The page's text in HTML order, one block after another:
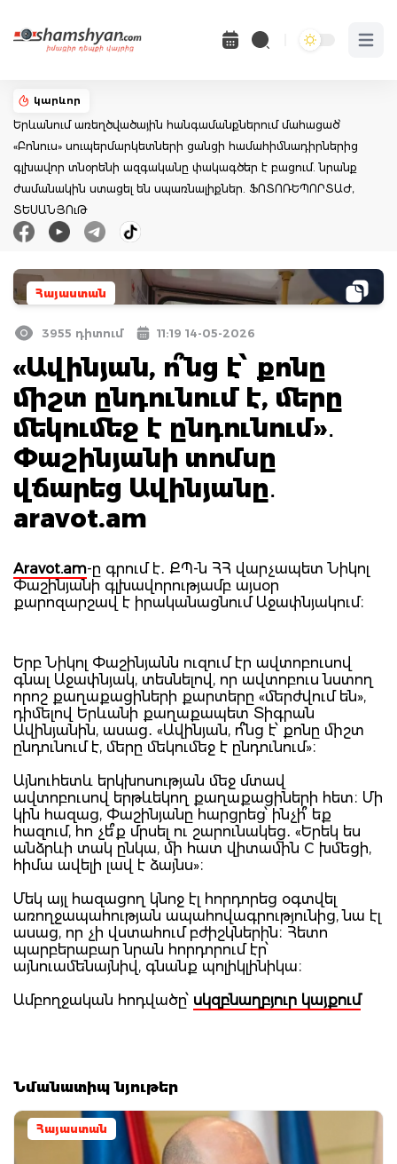
Open
կարևոր
Երևանում առեղծվածային հանգամանքներում մահացած՝
«Բոնուս» սուպերմարկետների ցանցի համահիմնադիրներից
գլխավոր տնօրենի ազգականը փակագծեր է բացում. նրանք
ժամանակին ստացել են սպառնալիքներ. ՖՈՏՈՌԵՊՈՐՏԱԺ,
ՏԵՍԱՆՅՈւԹ
Հայաստան
3955 դիտում 11:19 14-05-2026
«Ավինյան, ո՞նց է՝ քոնը
միշտ ընդունում է, մերը
մեկումեջ է ընդունում»․
Փաշինյանի տոմսը
վճարեց Ավինյանը․
aravot.am
Aravot.am-ը գրում է․ ՔՊ-ն ՀՀ վարչապետ Նիկոլ
Փաշինյանի գլխավորությամբ այսօր
քարոզարշավ է իրականացնում Աջափնյակում։
Երբ Նիկոլ Փաշինյանն ուզում էր ավտոբուսով
գնալ Աջափնյակ, տեսնելով, որ ավտոբուս նստող
որոշ քաղաքացիների քարտերը «մերժվում են»,
դիմելով Երևանի քաղաքապետ Տիգրան
Ավինյանին, ասաց․ «Ավինյան, ո՞նց է՝ քոնը միշտ
ընդունում է, մերը մեկումեջ է ընդունում»։
Այնուհետև երկխոսության մեջ մտավ
ավտոբուսով երթևեկող քաղաքացիների հետ։ Մի
կին հազաց, Փաշինյանը հարցրեց՝ ինչի՞ եք
հազում, հո չե՞ք մրսել ու շարունակեց․ «Երեկ ես
անձրևի տակ ընկա, մի հատ վիտամին C խմեցի,
հիմա ավելի լավ է ձայնս»։
Մեկ այլ հազացող կնոջ էլ հորդորեց օգտվել
առողջապահության ապահովագրությունից, նա էլ
ասաց, որ չի վստահում բժիշկներին։ Հետո
պարբերաբար նրան հորդորում էր՝
այնուամենայնիվ, գնանք պոլիկլինիկա։
Ամբողջական հոդվածը՝ սկզբնաղբյուր կայքում
Նմանատիպ նյութեր
Հայաստան